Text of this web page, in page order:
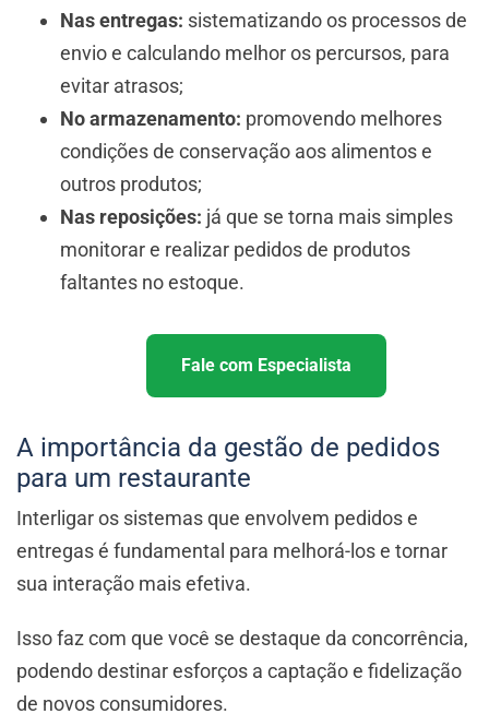
Nas entregas: sistematizando os processos de
envio e calculando melhor os percursos, para
evitar atrasos;
No armazenamento: promovendo melhores
condições de conservação aos alimentos e
outros produtos;
Nas reposições: já que se torna mais simples
monitorar e realizar pedidos de produtos
faltantes no estoque.
Fale com Especialista
A importância da gestão de pedidos
para um restaurante
Interligar os sistemas que envolvem pedidos e
entregas é fundamental para melhorá-los e tornar
sua interação mais efetiva.
Isso faz com que você se destaque da concorrência,
podendo destinar esforços a captação e fidelização
de novos consumidores.